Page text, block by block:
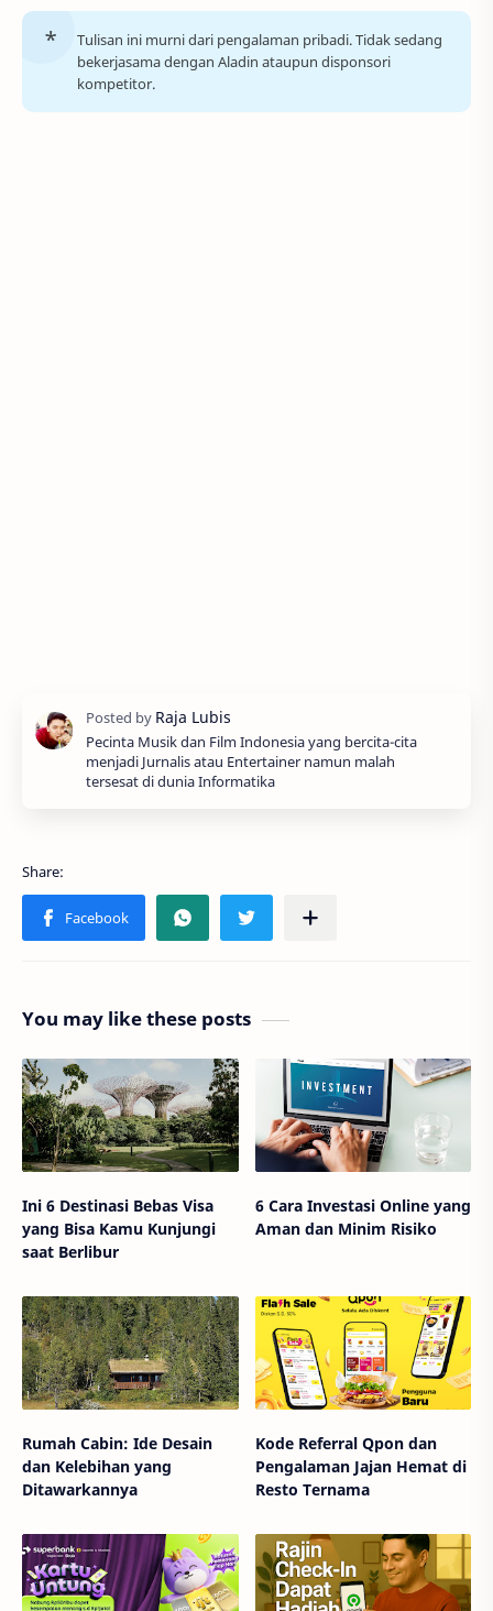
Tulisan ini murni dari pengalaman pribadi. Tidak sedang
bekerjasama dengan Aladin ataupun disponsori
kompetitor.
Pecinta Musik dan Film Indonesia yang bercita-cita
menjadi Jurnalis atau Entertainer namun malah
tersesat di dunia Informatika
You may like these posts
Ini 6 Destinasi Bebas Visa
yang Bisa Kamu Kunjungi
saat Berlibur
6 Cara Investasi Online yang
Aman dan Minim Risiko
Rumah Cabin: Ide Desain
dan Kelebihan yang
Ditawarkannya
Kode Referral Qpon dan
Pengalaman Jajan Hemat di
Resto Ternama